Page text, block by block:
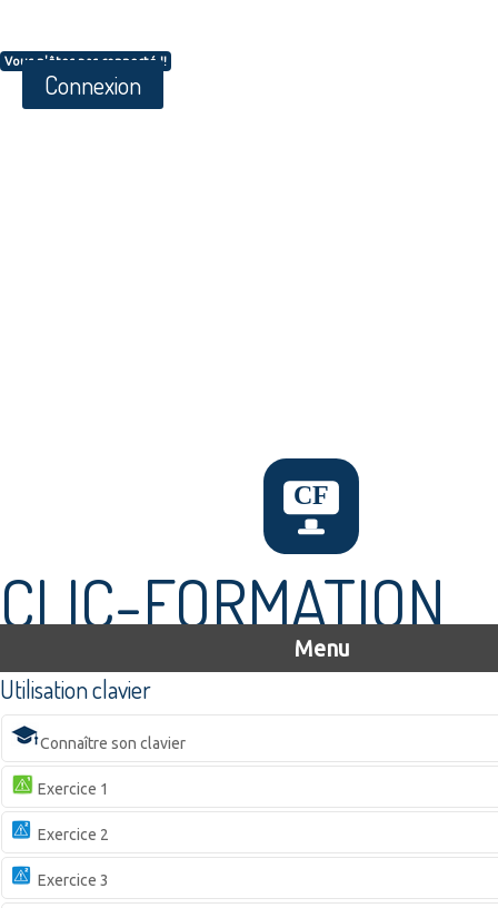
Vous n'êtes pas connecté !!
Connexion
CLIC-FORMATION
Menu
Utilisation clavier
Connaître son clavier
Exercice 1
Exercice 2
Exercice 3